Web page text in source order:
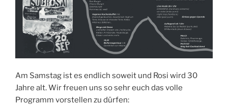
Am Samstag ist es endlich soweit und Rosi wird 30
Jahre alt. Wir freuen uns so sehr euch das volle
Programm vorstellen zu dürfen: